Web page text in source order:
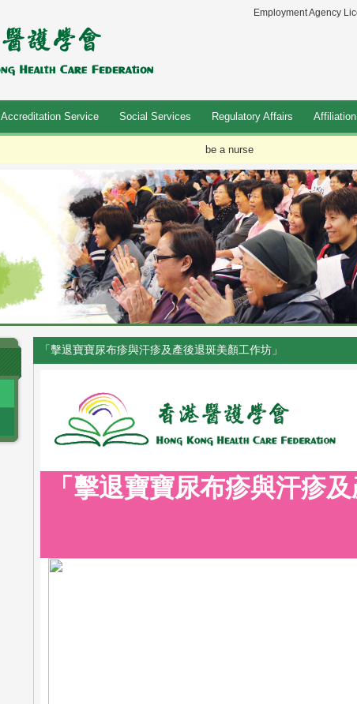
Employment Agency
Accreditation Service Social Services Regulatory Affairs Affiliation
be a nurse
「擊退寶寶尿布疹與汗疹及產後退斑美顏工作坊」
「擊退寶寶尿布疹與汗疹